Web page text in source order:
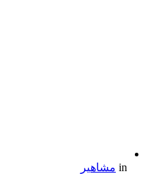
in مشاهير